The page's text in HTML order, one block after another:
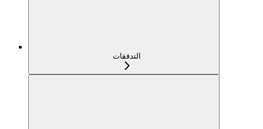
التدفقات